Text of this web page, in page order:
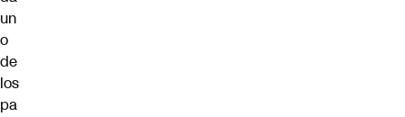
un
o
de
los
pa